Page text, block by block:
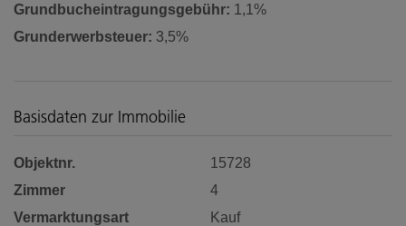
Grundbucheintragungsgebühr: 1,1%
Grunderwerbsteuer: 3,5%
Basisdaten zur Immobilie
Objektnr.
15728
Zimmer
4
Vermarktungsart
Kauf